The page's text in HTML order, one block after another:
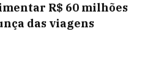
R$ 60 milhões
das viagens